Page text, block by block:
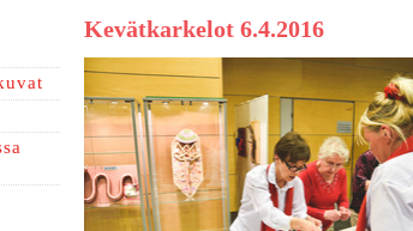
Kevätkarkelot 6.4.2016